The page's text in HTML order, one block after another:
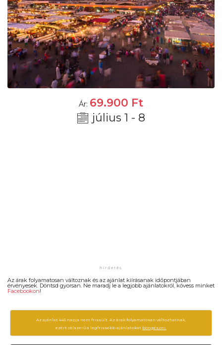
Ár: 69.900 Ft
július 1 - 8
Az árak folyamatosan változnak és az ajánlat kiírásanak időpontjában
érvényesek. Döntsd gyorsan. Ne maradj le a legjobb ajánlatokról, kövess minket
Facebookon!
Az ajánlat 445 napja nem frissült. Az árak folyamatosan változhatnak,
ezért célszerű a legfrissebb ajánlatokat böngészni.